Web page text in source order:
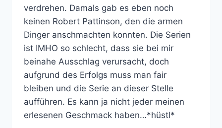
verdrehen. Damals gab es eben noch
keinen Robert Pattinson, den die armen
Dinger anschmachten konnten. Die Serien
ist IMHO so schlecht, dass sie bei mir
beinahe Ausschlag verursacht, doch
aufgrund des Erfolgs muss man fair
bleiben und die Serie an dieser Stelle
aufführen. Es kann ja nicht jeder meinen
erlesenen Geschmack haben…*hüstl*